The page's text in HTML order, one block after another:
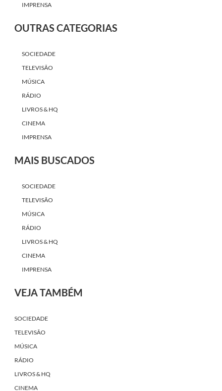
IMPRENSA
OUTRAS CATEGORIAS
SOCIEDADE
TELEVISÃO
MÚSICA
RÁDIO
LIVROS & HQ
CINEMA
IMPRENSA
MAIS BUSCADOS
SOCIEDADE
TELEVISÃO
MÚSICA
RÁDIO
LIVROS & HQ
CINEMA
IMPRENSA
VEJA TAMBÉM
SOCIEDADE
TELEVISÃO
MÚSICA
RÁDIO
LIVROS & HQ
CINEMA